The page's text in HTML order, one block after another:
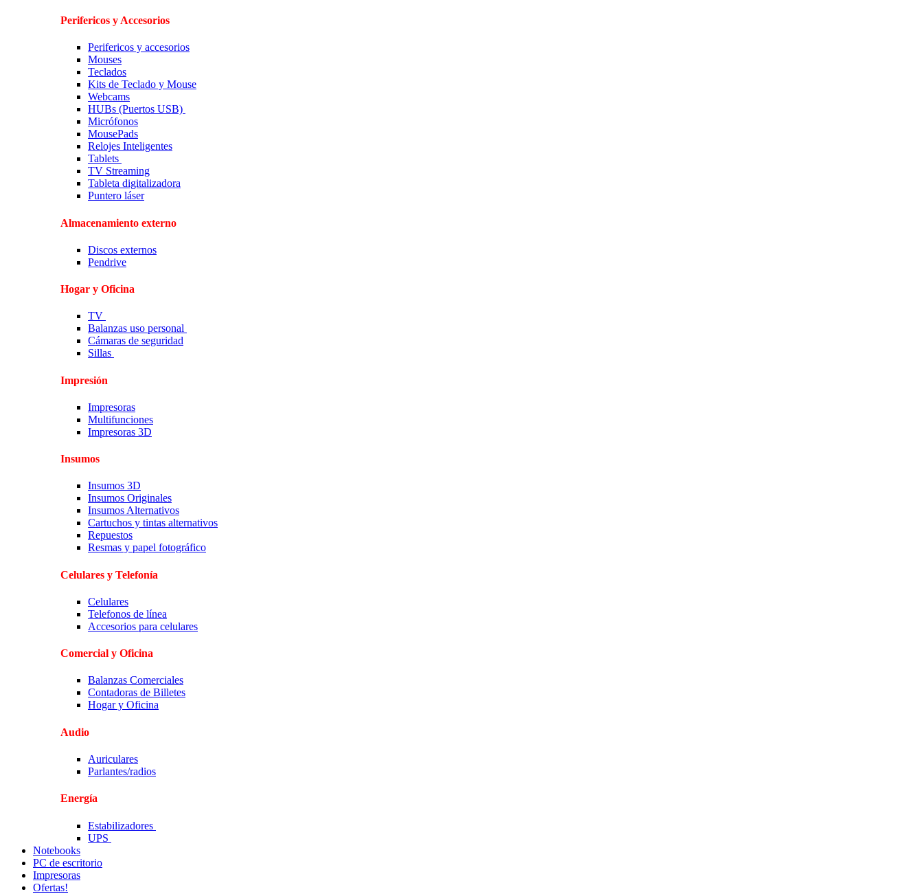
Perifericos y Accesorios
Perifericos y accesorios
Mouses
Teclados
Kits de Teclado y Mouse
Webcams
HUBs (Puertos USB)
Micrófonos
MousePads
Relojes Inteligentes
Tablets
TV Streaming
Tableta digitalizadora
Puntero láser
Almacenamiento externo
Discos externos
Pendrive
Hogar y Oficina
TV
Balanzas uso personal
Cámaras de seguridad
Sillas
Impresión
Impresoras
Multifunciones
Impresoras 3D
Insumos
Insumos 3D
Insumos Originales
Insumos Alternativos
Cartuchos y tintas alternativos
Repuestos
Resmas y papel fotográfico
Celulares y Telefonía
Celulares
Telefonos de línea
Accesorios para celulares
Comercial y Oficina
Balanzas Comerciales
Contadoras de Billetes
Hogar y Oficina
Audio
Auriculares
Parlantes/radios
Energía
Estabilizadores
UPS
Notebooks
PC de escritorio
Impresoras
Ofertas!